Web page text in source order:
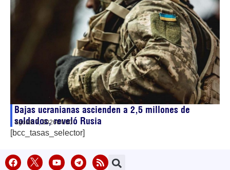
Bajas ucranianas ascienden a 2,5 millones de
soldados, reveló Rusia
agosto 7, 202604:00
[bcc_tasas_selector]